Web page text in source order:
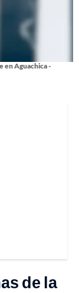
en Aguachica -
de la